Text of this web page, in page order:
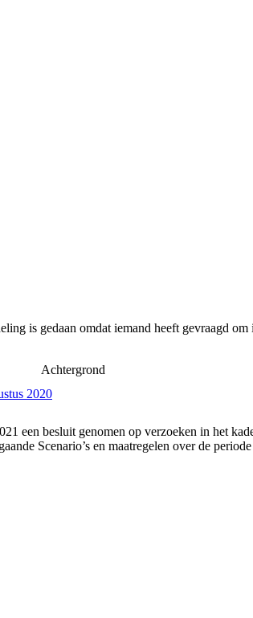
is gedaan omdat iemand heeft gevraagd
Achtergrond
2020
een besluit genomen op verzoeken in het
Scenario’s en maatregelen over de